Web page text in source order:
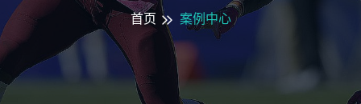
首页 案例中心